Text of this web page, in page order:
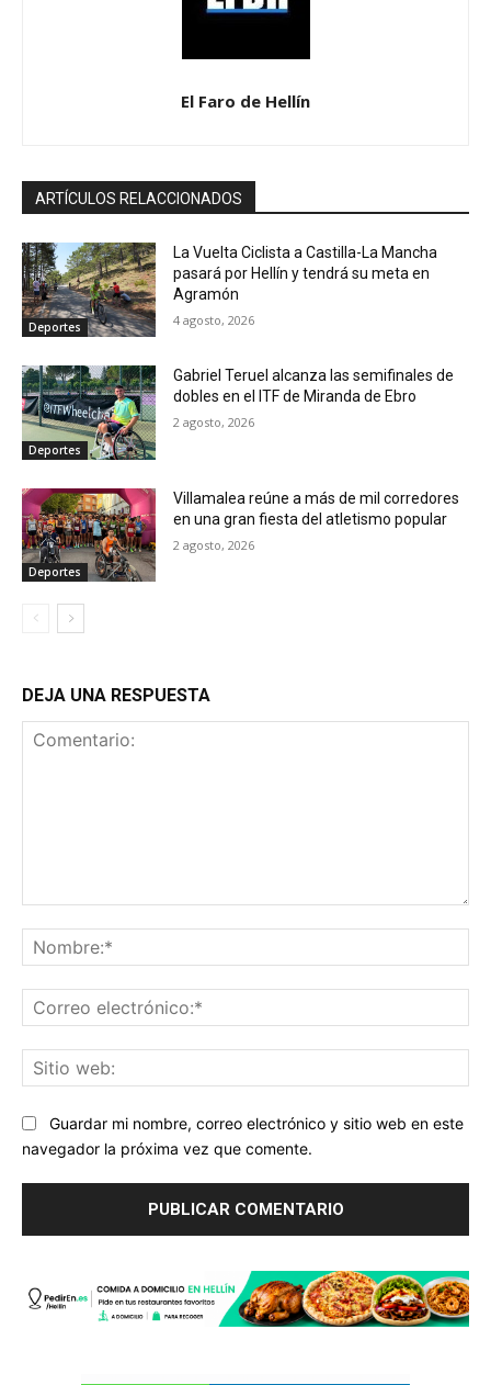
El Faro de Hellín
ARTÍCULOS RELACCIONADOS
Deportes
La Vuelta Ciclista a Castilla-La Mancha
pasará por Hellín y tendrá su meta en
Agramón
4 agosto, 2026
Deportes
Gabriel Teruel alcanza las semifinales de
dobles en el ITF de Miranda de Ebro
2 agosto, 2026
Deportes
Villamalea reúne a más de mil corredores
en una gran fiesta del atletismo popular
2 agosto, 2026
DEJA UNA RESPUESTA
Guardar mi nombre, correo electrónico y sitio web en este
navegador la próxima vez que comente.